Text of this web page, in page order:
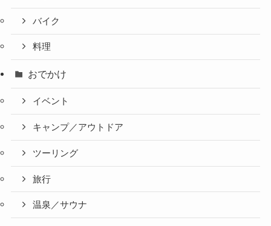
バイク
料理
おでかけ
イベント
キャンプ／アウトドア
ツーリング
旅行
温泉／サウナ